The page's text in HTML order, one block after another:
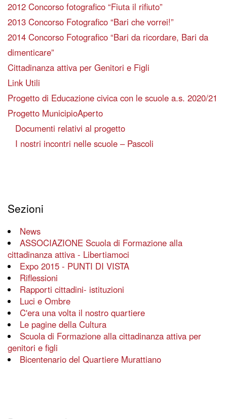
2012 Concorso fotografico “Fiuta il rifiuto”
2013 Concorso Fotografico “Bari che vorrei!”
2014 Concorso Fotografico “Bari da ricordare, Bari da
dimenticare”
Cittadinanza attiva per Genitori e Figli
Link Utili
Progetto di Educazione civica con le scuole a.s. 2020/21
Progetto MunicipioAperto
Documenti relativi al progetto
I nostri incontri nelle scuole – Pascoli
Sezioni
News
ASSOCIAZIONE Scuola di Formazione alla
cittadinanza attiva - Libertiamoci
Expo 2015 - PUNTI DI VISTA
Riflessioni
Rapporti cittadini- istituzioni
Luci e Ombre
C'era una volta il nostro quartiere
Le pagine della Cultura
Scuola di Formazione alla cittadinanza attiva per
genitori e figli
Bicentenario del Quartiere Murattiano